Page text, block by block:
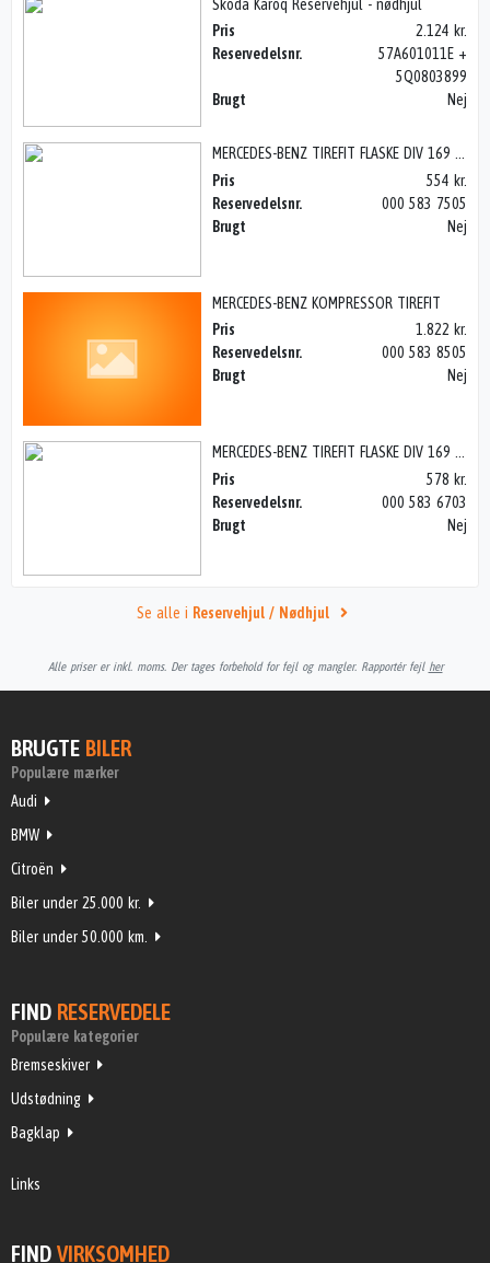
Skoda Karoq Reservehjul - nødhjul
Pris
2.124 kr.
Reservedelsnr.
57A601011E +
5Q0803899
Brugt
Nej
Pris
554 kr.
Reservedelsnr.
000 583 7505
Brugt
Nej
MERCEDES-BENZ KOMPRESSOR TIREFIT
Pris
1.822 kr.
Reservedelsnr.
000 583 8505
Brugt
Nej
Pris
578 kr.
Reservedelsnr.
000 583 6703
Brugt
Nej
Se alle i Reservehjul / Nødhjul
Alle priser er inkl. moms. Der tages forbehold for fejl og mangler. Rapportér fejl her
BRUGTE BILER
Populære mærker
Audi
BMW
Citroën
Biler under 25.000 kr.
Biler under 50.000 km.
FIND RESERVEDELE
Populære kategorier
Bremseskiver
Udstødning
Bagklap
Links
FIND VIRKSOMHED